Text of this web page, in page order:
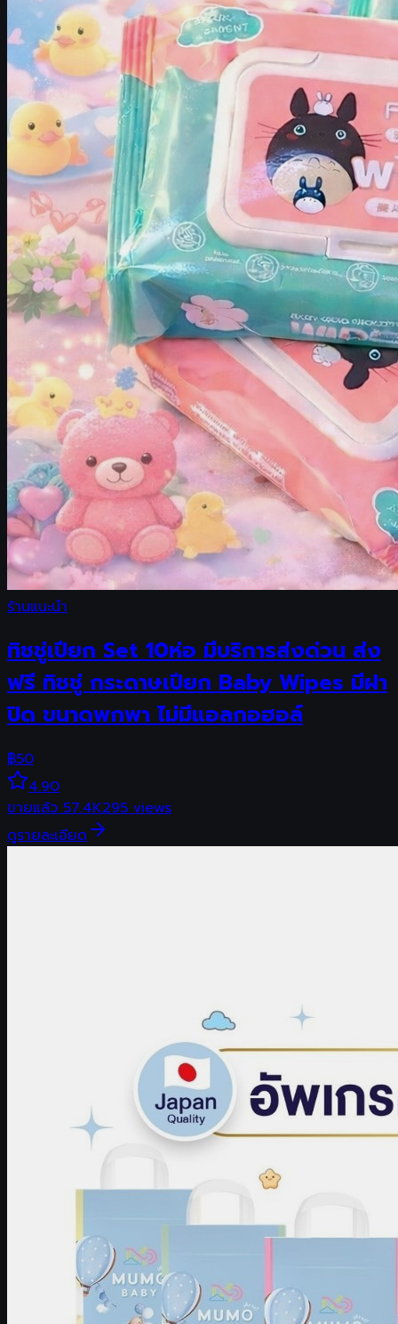
ร้านแนะนำ
ทิชชู่เปียก Set 10ห่อ มีบริการส่งด่วน ส่ง
ฟรี ทิชชู่ กระดาษเปียก Baby Wipes มีฝา
ปิด ขนาดพกพา ไม่มีแอลกอฮอล์
฿50
4.90
ขายแล้ว57.4K295views
ดูรายละเอียด